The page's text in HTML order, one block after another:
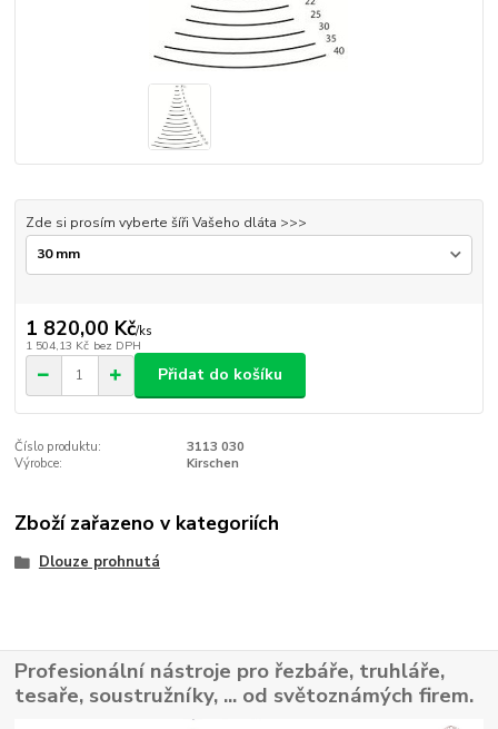
Zde si prosím vyberte šíři Vašeho dláta >>>
1 820,00 Kč/ks
1 504,13 Kč bez DPH
Přidat do košíku
Číslo produktu:
3113 030
Výrobce:
Kirschen
Zboží zařazeno v kategoriích
Dlouze prohnutá
Profesionální nástroje pro řezbáře, truhláře,
tesaře, soustružníky, ... od světoznámých firem.